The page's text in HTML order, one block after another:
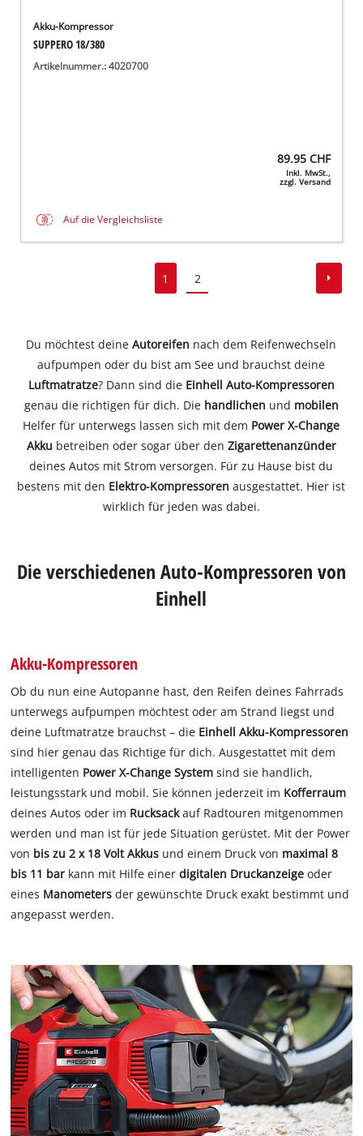
Akku-Kompressor
SUPPERO 18/380
Artikelnummer.: 4020700
89.95 CHF
Inkl. MwSt.,
zzgl. Versand
Auf die Vergleichsliste
1 2
Du möchtest deineAutoreifen nach dem Reifenwechseln
aufpumpen oder du bist am See und brauchst deine
Luftmatratze? Dann sind die Einhell Auto-Kompressoren
genau die richtigen für dich. Die handlichen und mobilen
Helfer für unterwegs lassen sich mit dem Power X-Change
Akku betreiben oder sogar über den Zigarettenanzünder
deines Autos mit Strom versorgen. Für zu Hause bist du
bestens mit den Elektro-Kompressoren ausgestattet. Hier ist
wirklich für jeden was dabei.
Die verschiedenen Auto-Kompressoren von
Einhell
Akku-Kompressoren
Ob du nun eine Autopanne hast, den Reifen deines Fahrrads
unterwegs aufpumpen möchtest oder am Strand liegst und
deine Luftmatratze brauchst – die Einhell Akku-Kompressoren
sind hier genau das Richtige für dich. Ausgestattet mit dem
intelligenten Power X-Change System sind sie handlich,
leistungsstark und mobil. Sie können jederzeit im Kofferraum
deines Autos oder im Rucksackauf Radtouren mitgenommen
werden und man ist für jede Situation gerüstet. Mit der Power
von bis zu 2 x 18 Volt Akkus und einem Druck von maximal 8
bis 11 bar kann mit Hilfe einerdigitalen Druckanzeige oder
eines Manometersder gewünschte Druck exakt bestimmt und
angepasst werden.